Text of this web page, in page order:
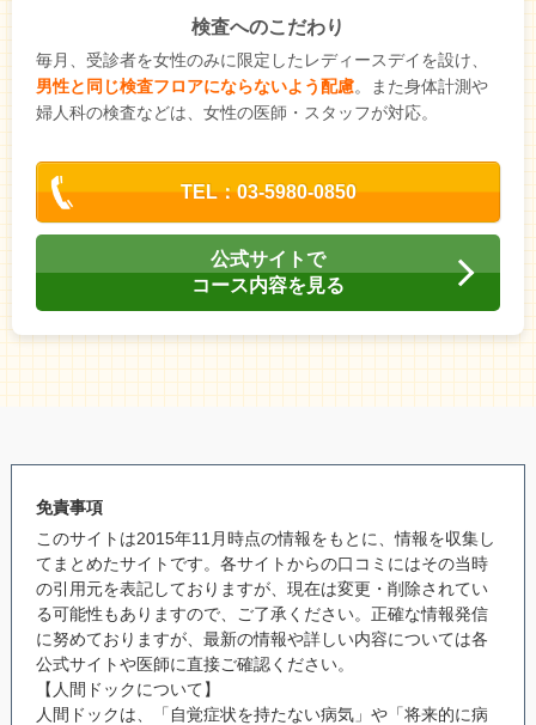
検査へのこだわり
毎月、受診者を女性のみに限定したレディースデイを設け、
男性と同じ検査フロアにならないよう配慮。また身体計測や
婦人科の検査などは、女性の医師・スタッフが対応。
TEL：03-5980-0850
公式サイトで
コース内容を見る
免責事項
このサイトは2015年11月時点の情報をもとに、情報を収集し
てまとめたサイトです。各サイトからの口コミにはその当時
の引用元を表記しておりますが、現在は変更・削除されてい
る可能性もありますので、ご了承ください。正確な情報発信
に努めておりますが、最新の情報や詳しい内容については各
公式サイトや医師に直接ご確認ください。
【人間ドックについて】
人間ドックは、「自覚症状を持たない病気」や「将来的に病